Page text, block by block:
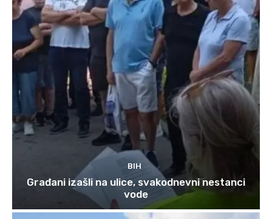
BIH
Građani izašli na ulice, svakodnevni nestanci
vode